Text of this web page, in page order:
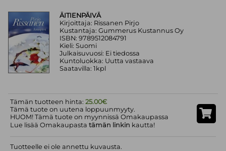
ÄITIENPÄIVÄ
Kirjoittaja: Rissanen Pirjo
Kustantaja: Gummerus Kustannus Oy
ISBN: 9789512084791
Kieli: Suomi
Julkaisuvuosi: Ei tiedossa
Kuntoluokka: Uutta vastaava
Saatavilla: 1kpl
Tämän tuotteen hinta:25.00€
Tämä tuote on uutena loppuunmyyty.
HUOM! Tämä tuote on myynnissä Omakaupassa
Lue lisää Omakaupastatämän linkin kautta!
Tuotteelle ei ole annettu kuvausta.